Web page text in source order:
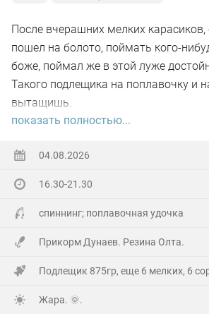
После вчерашних мелких карасиков,
пошел на болото, поймать кого-
боже, поймал же в этой луже
Такого подлещика на поплавочку и
вытащишь.
поймал.
На заказе еще покидал спиннинг.
Отпустил, и пошел домой.
показать полностью...
04.08.2026
16.30-21.30
спиннинг; поплавочная удочка
Прикорм Дунаев. Резина Олта.
Подлещик 875гр, еще 6 мелких, 6
Жара. 🌞.